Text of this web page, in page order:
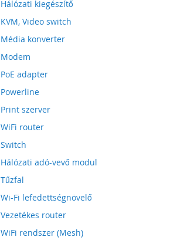
Hálózati kiegészítő
KVM, Video switch
Média konverter
Modem
PoE adapter
Powerline
Print szerver
WiFi router
Switch
Hálózati adó-vevő modul
Tűzfal
Wi-Fi lefedettségnövelő
Vezetékes router
WiFi rendszer (Mesh)